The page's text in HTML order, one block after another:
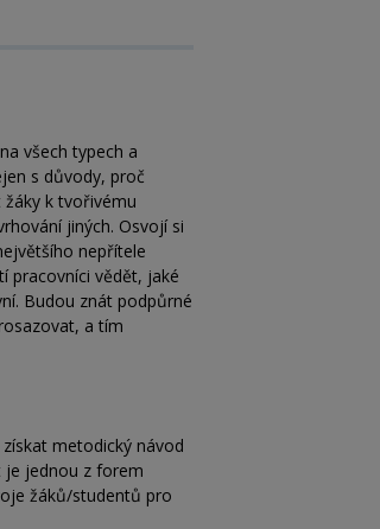
všech typech a
s důvody, proč
k tvořivému
jiných. Osvojí si
nepřítele
pracovníci vědět, jaké
Budou znát podpůrné
a tím
metodický návod
je jednou z forem
žáků/studentů pro